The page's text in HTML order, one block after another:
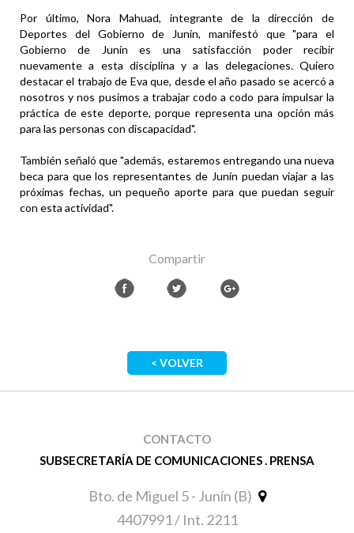
Por último, Nora Mahuad, integrante de la dirección de
Deportes del Gobierno de Junín, manifestó que "para el
Gobierno de Junín es una satisfacción poder recibir
nuevamente a esta disciplina y a las delegaciones. Quiero
destacar el trabajo de Eva que, desde el año pasado se acercó a
nosotros y nos pusimos a trabajar codo a codo para impulsar la
práctica de este deporte, porque representa una opción más
para las personas con discapacidad".
También señaló que "además, estaremos entregando una nueva
beca para que los representantes de Junín puedan viajar a las
próximas fechas, un pequeño aporte para que puedan seguir
con esta actividad".
Compartir
< VOLVER
CONTACTO
SUBSECRETARÍA DE COMUNICACIONES . PRENSA
Bto. de Miguel 5 - Junín (B)
4407991 / Int. 2211